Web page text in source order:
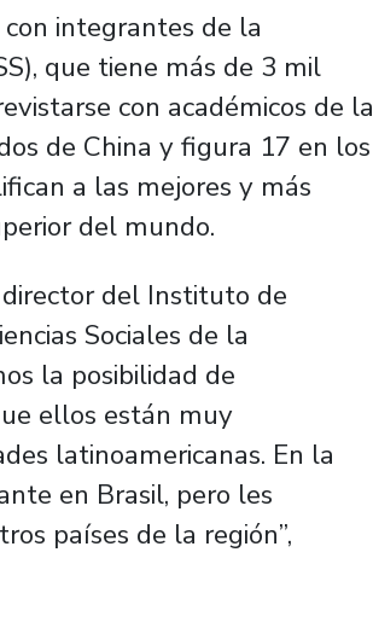
integrantes de la
que tiene más de 3 mil
con académicos de la
de China y figura 17 en los
a las mejores y más
del mundo.
del Instituto de
Sociales de la
la posibilidad de
ellos están muy
latinoamericanas. En la
en Brasil, pero les
países de la región”,